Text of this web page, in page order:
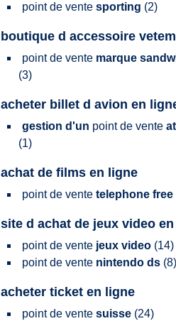
pointde vente sporting (2)
boutique d accessoire
pointde vente marque
(3)
acheter billet d avion en
gestion d'un pointde vente
(1)
achat de films en ligne
pointde vente telephone free
site d achat de jeux video
pointde vente jeux video (14)
pointde vente nintendo ds (8)
acheter ticket en ligne
pointde vente suisse (24)